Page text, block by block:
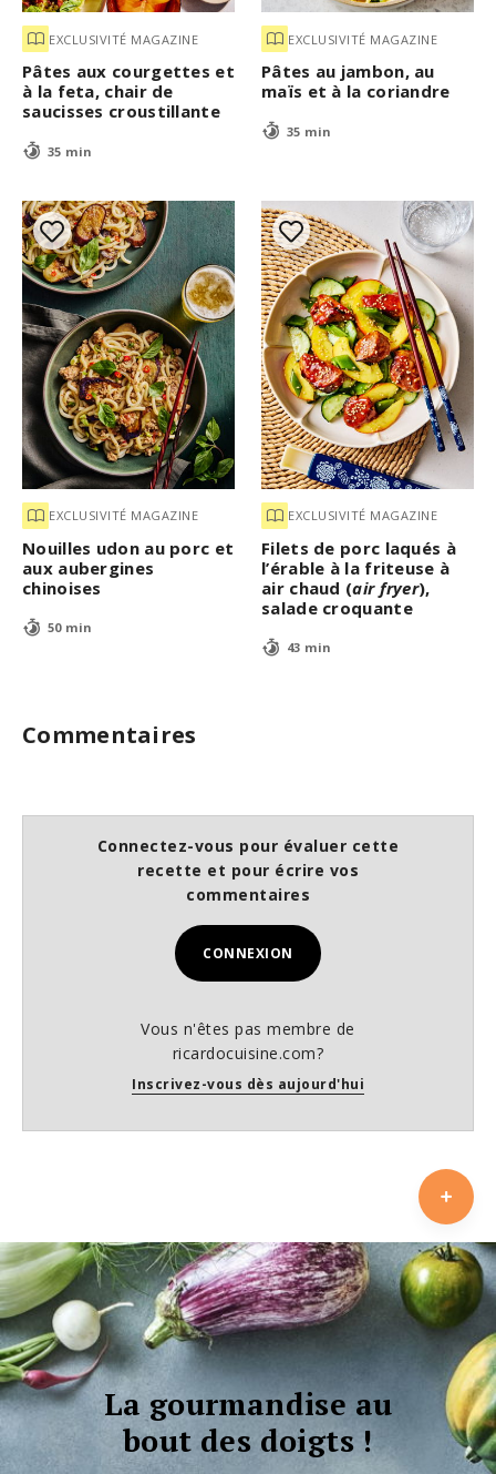
EXCLUSIVITÉ MAGAZINE
Pâtes aux courgettes et
à la feta, chair de
saucisses croustillante
35 min
EXCLUSIVITÉ MAGAZINE
Pâtes au jambon, au
maïs et à la coriandre
35 min
EXCLUSIVITÉ MAGAZINE
Nouilles udon au porc et
aux aubergines
chinoises
50 min
EXCLUSIVITÉ MAGAZINE
Filets de porc laqués à
l’érable à la friteuse à
air chaud (air fryer),
salade croquante
43 min
Commentaires
Connectez-vous pour évaluer cette
recette et pour écrire vos
commentaires
CONNEXION
Vous n'êtes pas membre de
ricardocuisine.com?
Inscrivez-vous dès aujourd'hui
La gourmandise au
bout des doigts !